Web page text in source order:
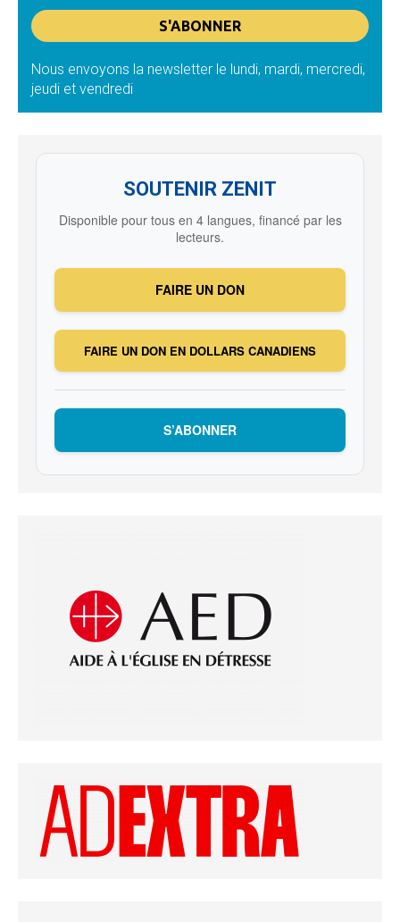
Nous envoyons la newsletter le lundi, mardi, mercredi,
jeudi et vendredi
SOUTENIR ZENIT
Disponible pour tous en 4 langues, financé par les
lecteurs.
FAIRE UN DON
FAIRE UN DON EN DOLLARS CANADIENS
S’ABONNER